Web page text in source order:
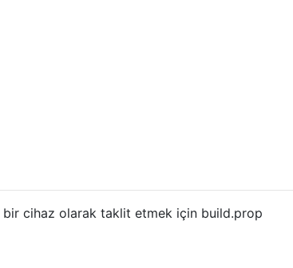
bir cihaz olarak taklit etmek için build.prop